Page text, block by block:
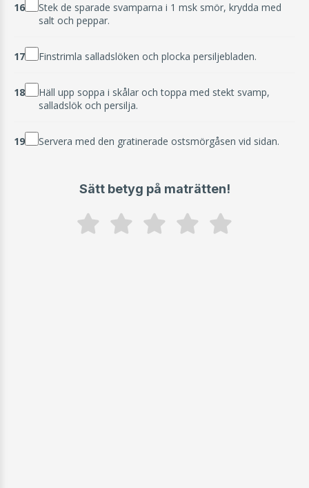
16
Stek de sparade svamparna i 1 msk smör, krydda med
salt och peppar.
17 Finstrimla salladslöken och plocka persiljebladen.
18
Häll upp soppa i skålar och toppa med stekt svamp,
salladslök och persilja.
19 Servera med den gratinerade ostsmörgåsen vid sidan.
Sätt betyg på maträtten!